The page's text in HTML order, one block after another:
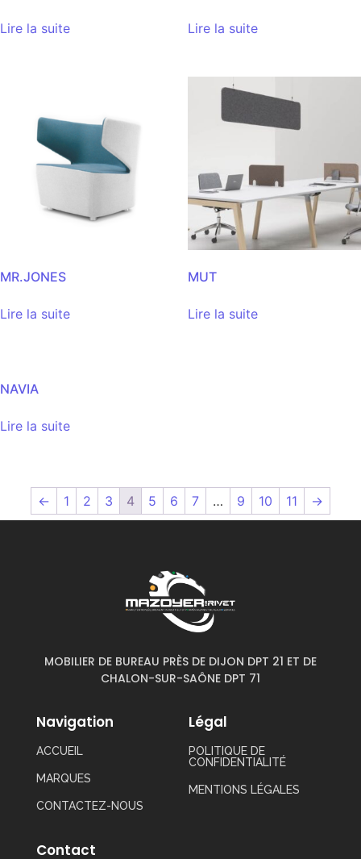
Lire la suite Lire la suite
MR.JONES
Lire la suite
MUT
Lire la suite
NAVIA
Lire la suite
← 1 2 3 4 5 6 7 … 9 10 11 →
MOBILIER DE BUREAU PRÈS DE DIJON DPT 21 ET DE
CHALON-SUR-SAÔNE DPT 71
Navigation
ACCUEIL
MARQUES
CONTACTEZ-NOUS
Légal
POLITIQUE DE
CONFIDENTIALITÉ
MENTIONS LÉGALES
Contact